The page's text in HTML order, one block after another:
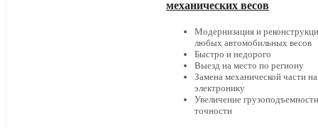
механических весов
Модернизация и
любых автомобильных весов
Быстро и недорого
Выезд на место по региону
Замена механической части на
электронику
Увеличение
точности